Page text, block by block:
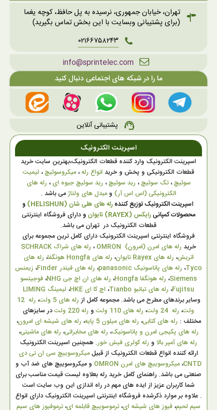
تهران، خیابان جمهوری، نرسیده به پل حافظ، کوچه یغما
(برای پشتیبانی وبسایت با این بخش تماس بگیرید)
۰۲۱۶۶۷۵۸۲۴۳
info@sprintelec.com
ما را در شبکه های اجتماعی دنبال کنید
support_agent
پشتیبانی آنلاین
اسپرینت الکترونیک
اسپرینت الکترونیک وارد کننده قطعات الکترونیک،بهترین سایت خرید
قطعات الکترونیکی و پخش و خرید انواع رله،میکروسوئیچ، لیمیت
سوئیچ،تک سوئیچ، رید سوئیچ، رید سوئیچ جیوه ای، رله های
الکترونیکی (اس اس آر) ومبدل های ولتاژمی باشد .
اسپرینت الکترونیک توزیع کنندهرله های هلی شان (HELISHUN)
و
محصولات کمپانیرایکس (RAYEX) تایوان ودارای فروشگاه اینترنتی
قطعات الکترونیک در تهران می باشد.
فروشگاه اینترنتی اسپرینت الکترونیک دارای کامل ترین مجموعه برای
خرید رله های امرن (امرون) OMRON ،
رله های شراک SCHRACK
اتریش، رله های Rayex تایوان ، رله های Hongfa هونگفا ، رله های
Tyco، رله های پاناسونیک panasonic ، رله های فیندر Finder ، زیمنس
Siemens، رله هونگفا Hongfa ، رله های ان اچ جی NHG ،فوجیتسو
Fujitsu، رله های تیانبو Tianbo ، اچ کا ای HKE ، لیمینگ LIMING
وسایر برندهای مطرح می باشد. مجموعه کامل از رله های 5 ولت ،
رله 12
ولت، رله 24 ولت ، رله های 110 ولت و رله 220 ولت
در سایزهای
مختلف : رله های کتابی، رله های میلون 5 پایه ، رله های شیشه ای امرون،
رله های پکیجی امرن و پاناسونیک، رله های مخابراتی، رله های ماشینی،
رله های آمپر بالا و رله کولری فیش خور. همچنین اسپرینت الکترونیک
ارائه کننده انواع قطعات الکترونیک از قبیلمیکروسوییچ سی ان تی دی
CNTD،میکروسوییچ های امرن OMRON
و میکروسوییچ های ضد آب و
صنعتی می باشد. راهنمای کامل خرید رله بعلاوه لیست قیمت مناسب برای
شما کاربران عزیز از ایده های مهم در راه اندازی این وب سایت است
. علاوه بر موارد ذکرشده فروشگاه اینترنتی اسپرینت الکترونیک دارای انواع
سیم لحیم، فیوز های شیشه ای، ترموسوییچ قابلمه ای، ترموفیوز های سیم